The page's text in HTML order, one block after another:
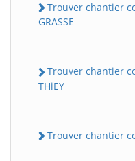
Trouver chantier
GRASSE
Trouver chantier
THiEY
Trouver chantier